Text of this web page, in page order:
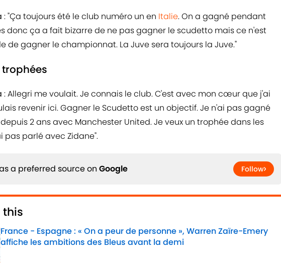
: "Ça toujours été le club numéro un en Italie. On a gagné pendant
donc ça a fait bizarre de ne pas gagner le scudetto mais ce n'est
de gagner le championnat. La Juve sera toujours la Juve."
: Allegri me voulait. Je connais le club. C'est avec mon cœur que j'ai
revenir ici. Gagner le Scudetto est un objectif. Je n'ai pas gagné
2 ans avec Manchester United. Je veux un trophée dans les
pas parlé avec Zidane".
a preferred source on Google Follow
this
France - Espagne : « On a peur de personne », Warren Zaïre-Emery
affiche les ambitions des Bleus avant la demi